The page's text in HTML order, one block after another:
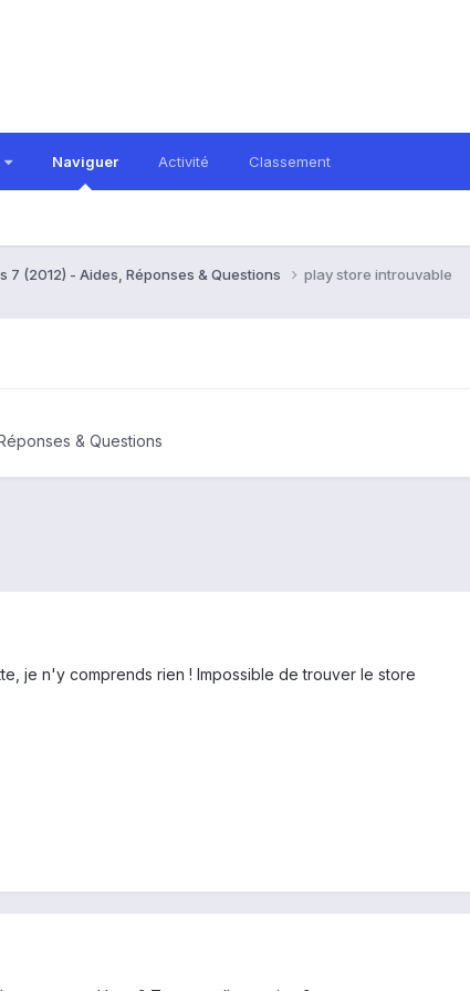
Naviguer Activité Classement
7 (2012) - Aides, Réponses & Questions play store introuvable
& Questions
je n'y comprends rien ! Impossible de trouver le store